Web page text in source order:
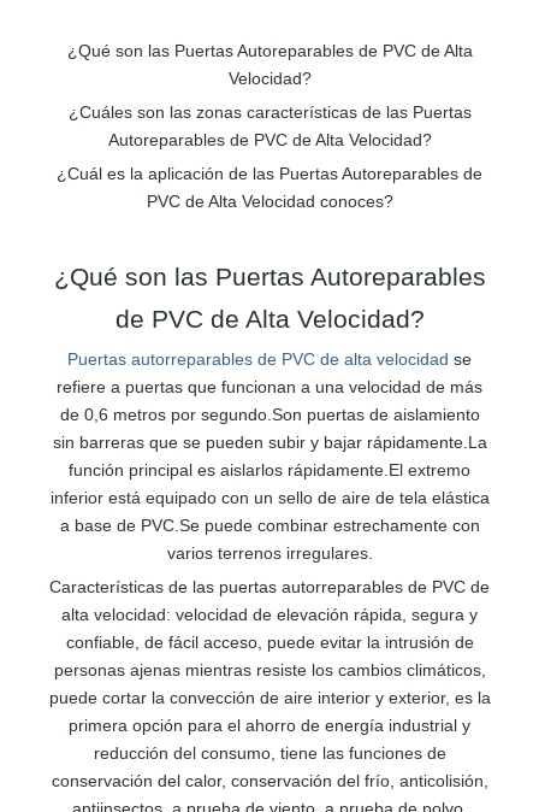
¿Qué son las Puertas Autoreparables de PVC de Alta
Velocidad?
¿Cuáles son las zonas características de las Puertas
Autoreparables de PVC de Alta Velocidad?
¿Cuál es la aplicación de las Puertas Autoreparables de
PVC de Alta Velocidad conoces?
¿Qué son las Puertas Autoreparables
de PVC de Alta Velocidad?
Puertas autorreparables de PVC de alta velocidad se
refiere a puertas que funcionan a una velocidad de más
de 0,6 metros por segundo.Son puertas de aislamiento
sin barreras que se pueden subir y bajar rápidamente.La
función principal es aislarlos rápidamente.El extremo
inferior está equipado con un sello de aire de tela elástica
a base de PVC.Se puede combinar estrechamente con
varios terrenos irregulares.
Características de las puertas autorreparables de PVC de
alta velocidad: velocidad de elevación rápida, segura y
confiable, de fácil acceso, puede evitar la intrusión de
personas ajenas mientras resiste los cambios climáticos,
puede cortar la convección de aire interior y exterior, es la
primera opción para el ahorro de energía industrial y
reducción del consumo, tiene las funciones de
conservación del calor, conservación del frío, anticolisión,